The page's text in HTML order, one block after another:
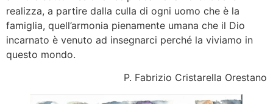
realizza, a partire dalla culla di ogni uomo che è la
famiglia, quell’armonia pienamente umana che il Dio
incarnato è venuto ad insegnarci perché la viviamo in
questo mondo.
P. Fabrizio Cristarella Orestano